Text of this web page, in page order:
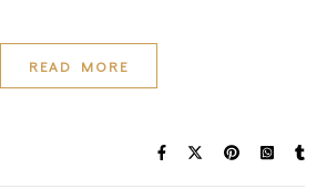
READ MORE